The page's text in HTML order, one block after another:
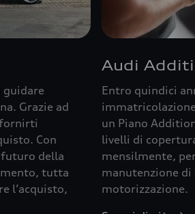
guidare
Grazie ad
fornirti
Con
della
tutta
l’acquisto,
Audi
Entro quindici
un Piano
livelli di
mensilmente,
manutenzione
motorizzazione.